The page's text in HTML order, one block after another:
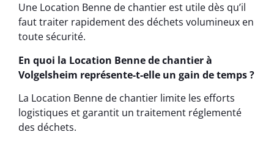
Une Location Benne de chantier est utile dès qu’il
faut traiter rapidement des déchets volumineux en
toute sécurité.
En quoi la Location Benne de chantier à
Volgelsheim représente-t-elle un gain de temps ?
La Location Benne de chantier limite les efforts
logistiques et garantit un traitement réglementé
des déchets.